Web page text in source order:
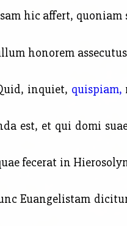
hic affert, quoniam
honorem
inquiet, quispiam,
est, et qui domi
fecerat in
Euangelistam